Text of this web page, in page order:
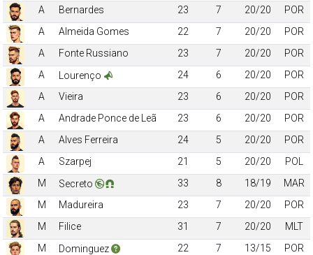
A
Bernardes 23 7 20/20
POR
A
Almeida Gomes 22 7 20/20
POR
A
Fonte Russiano 23 7 20/20
POR
A
Lourenço 24 6 20/20
POR
A
Vieira 23 6 20/20
POR
A
Andrade Ponce de Leã 23 6 20/20
POR
A
Alves Ferreira 24 5 20/20
POR
A
Szarpej 21 5 20/20
POL
M
Secreto 33 8 18/19
MAR
M
Madureira 23 7 20/20
POR
M
Filice 31 7 20/20
MLT
M
Dominguez 22 7 13/15
POR